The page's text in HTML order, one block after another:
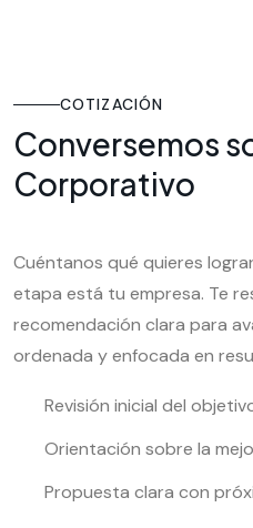
COTIZACIÓN
Conversemos
Corporativo
Cuéntanos qué quieres
etapa está tu empresa. Te
recomendación clara para
ordenada y enfocada en
Revisión inicial del
Orientación sobre la
Propuesta clara con